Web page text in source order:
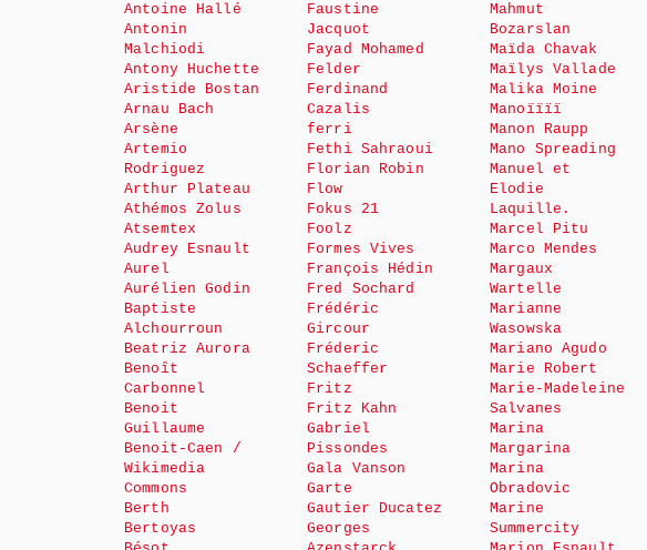
Antoine Hallé
Antonin
Malchiodi
Antony Huchette
Aristide Bostan
Arnau Bach
Arsène
Artemio
Rodriguez
Arthur Plateau
Athémos Zolus
Atsemtex
Audrey Esnault
Aurel
Aurélien Godin
Baptiste
Alchourroun
Beatriz Aurora
Benoît
Carbonnel
Benoit
Guillaume
Benoit-Caen /
Wikimedia
Commons
Berth
Bertoyas
Faustine
Jacquot
Fayad Mohamed
Felder
Ferdinand
Cazalis
ferri
Fethi Sahraoui
Florian Robin
Flow
Fokus 21
Foolz
Formes Vives
François Hédin
Fred Sochard
Frédéric
Gircour
Fréderic
Schaeffer
Fritz
Fritz Kahn
Gabriel
Pissondes
Gala Vanson
Garte
Gautier Ducatez
Georges
Mahmut
Bozarslan
Maïda Chavak
Maïlys Vallade
Malika Moine
Manoïïïï
Manon Raupp
Mano Spreading
Manuel et
Elodie
Laquille.
Marcel Pitu
Marco Mendes
Margaux
Wartelle
Marianne
Wasowska
Mariano Agudo
Marie Robert
Marie-Madeleine
Salvanes
Marina
Margarina
Marina
Obradovic
Marine
Summercity